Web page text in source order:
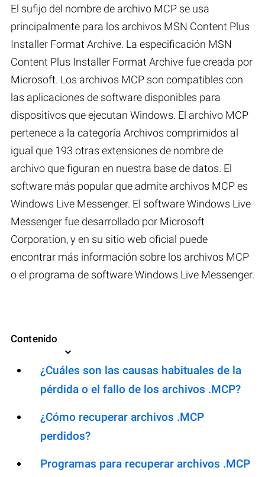
El sufijo del nombre de archivo MCP se usa
principalmente para los archivos MSN Content Plus
Installer Format Archive. La especificación MSN
Content Plus Installer Format Archive fue creada por
Microsoft. Los archivos MCP son compatibles con
las aplicaciones de software disponibles para
dispositivos que ejecutan Windows. El archivo MCP
pertenece a la categoría Archivos comprimidos al
igual que 193 otras extensiones de nombre de
archivo que figuran en nuestra base de datos. El
software más popular que admite archivos MCP es
Windows Live Messenger. El software Windows Live
Messenger fue desarrollado por Microsoft
Corporation, y en su sitio web oficial puede
encontrar más información sobre los archivos MCP
o el programa de software Windows Live Messenger.
Contenido
¿Cuáles son las causas habituales de la
pérdida o el fallo de los archivos .MCP?
¿Cómo recuperar archivos .MCP
perdidos?
Programas para recuperar archivos .MCP